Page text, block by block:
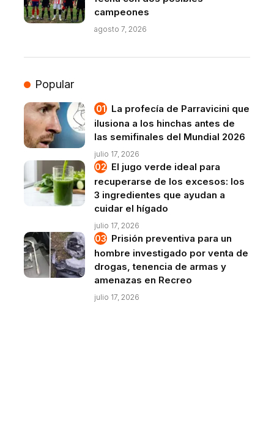
campeones
agosto 7, 2026
Popular
La profecía de Parravicini que
ilusiona a los hinchas antes de
las semifinales del Mundial 2026
julio 17, 2026
El jugo verde ideal para
recuperarse de los excesos: los
3 ingredientes que ayudan a
cuidar el hígado
julio 17, 2026
Prisión preventiva para un
hombre investigado por venta de
drogas, tenencia de armas y
amenazas en Recreo
julio 17, 2026